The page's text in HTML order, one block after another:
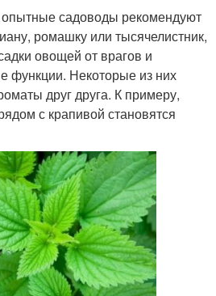
садоводы рекомендуют
ромашку или тысячелистник,
овощей от врагов и
функции. Некоторые из них
друг друга. К примеру,
с крапивой становятся